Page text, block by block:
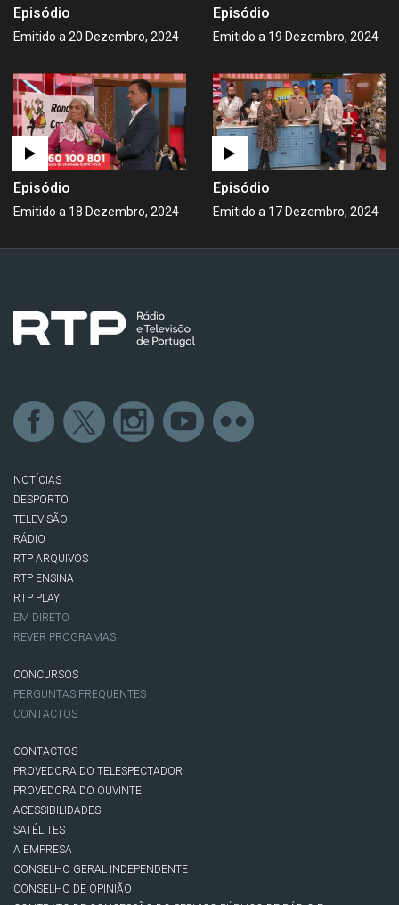
Episódio
Emitido a 20 Dezembro, 2024
Episódio
Emitido a 19 Dezembro, 2024
Episódio
Emitido a 18 Dezembro, 2024
Episódio
Emitido a 17 Dezembro, 2024
NOTÍCIAS
DESPORTO
TELEVISÃO
RÁDIO
RTP ARQUIVOS
RTP ENSINA
RTP PLAY
EM DIRETO
REVER PROGRAMAS
CONCURSOS
PERGUNTAS FREQUENTES
CONTACTOS
CONTACTOS
PROVEDORA DO TELESPECTADOR
PROVEDORA DO OUVINTE
ACESSIBILIDADES
SATÉLITES
A EMPRESA
CONSELHO GERAL INDEPENDENTE
CONSELHO DE OPINIÃO